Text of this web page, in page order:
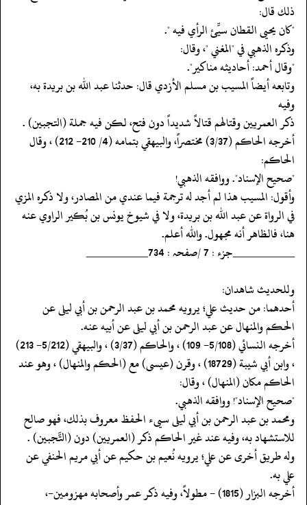
ذلك قال:
‏‏‏‏"كان يحيى القطان سيِّئ الرأي فيه ".
‏‏‏‏وذكره الذهبي في "المغني "، وقال:
‏‏‏‏"وقال أحمد: أحاديثه مناكير".
‏‏‏‏وتابعه أيضاً المسيب بن مسلم الأزدي قال: حدثنا عبد الله بن بريدة به،
وفيه
‏‏‏‏ذكر العمريين وقتالهم قتالاً شديداً دون فتح، لكن فيه جملة (التجبين) .
‏‏‏‏أخرجه الحاكم (3/37) مختصراً، والبيهقي بتمامه (4/ 210- 212) ، وقال
الحاكم:
‏‏‏‏"صحيح الإسناد". ووافقه الذهبي!
‏‏‏‏وأقول: المسيب هذا لم أجد له ترجمة فيما عندي من المصادر، ولا ذكره المزي
في الرواة عن عبد الله بن بريدة، ولا في شيوخ يونس بن بُكير الراوي عنه
هنا، فالظاهر أنه مجهول. والله أعلم.
‏‏‏‏__________جزء : 7 /صفحہ : 734__________
‏‏‏‏وللحديث شاهدان:
‏‏‏‏أحدهما: من حديث علي؛ يرويه محمد بن عبد الرحمن بن أبي ليلى عن
الحكم والمنهال عن عبد الرحمن بن أبي ليلى عن أبيه عنه.
‏‏‏‏أخرجه النسائي (5/108- 109) ، والحاكم (3/37) ، والبيهقي (5/212- 213)
، وابن أبي شيبة (18729) ، وقرن (عيسى) مع (الحكم والمنهال) ، وهو عند
الحاكم مكان (المنهال) ، وقال:
‏‏‏‏"صحيح الإسناد"! ووافقه الذهبي.
‏‏‏‏ومحمد بن عبد الرحمن بن أبي ليلى سيىء الحفظ معروف بذلك، فهو صالح
للاستشهاد به، وفيه عند غير الحاكم ذكر (العمريين) دون (التَّجبين) .
‏‏‏‏وله طريق أخرى عن علي؛ يرويه نُعيم بن حكيم عن أبي مريم الحنفي عن
‏‏‏‏علي به.
‏‏‏‏أخرجه البزار (1815) - مطولاً، وفيه ذكر عمر وأصحابه مهزومين-،